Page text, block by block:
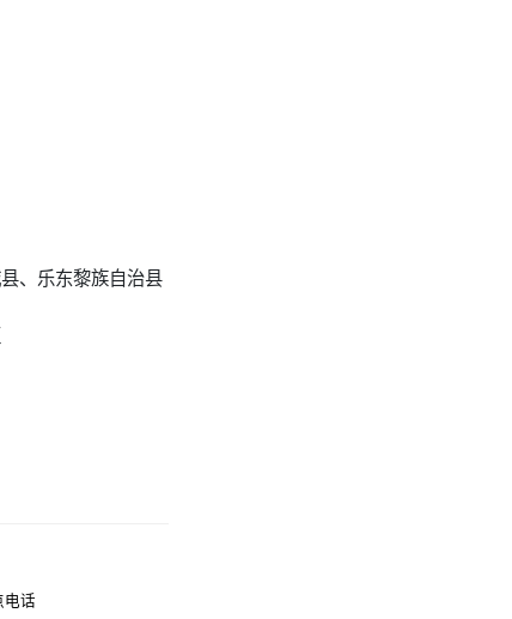
、乐东黎族自治县
话